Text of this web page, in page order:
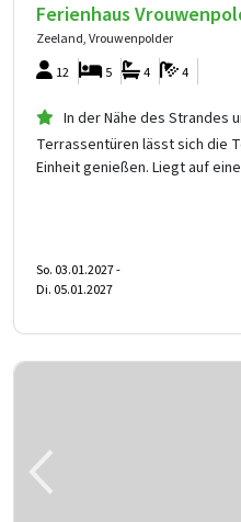
Ferienhaus
Zeeland, Vrouwenpolder
12 4
4
5
In der Nähe des Strandes
Terrassentüren lässt sich die
Einheit genießen. Liegt auf
So. 03.01.2027 -
Di. 05.01.2027